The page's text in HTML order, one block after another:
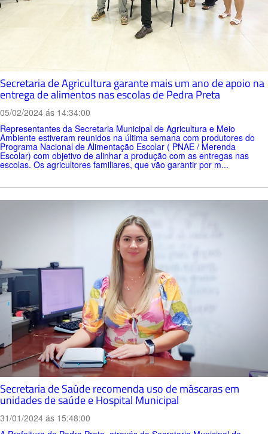
Secretaria de Agricultura garante mais um ano de apoio na
entrega de alimentos nas escolas de Pedra Preta
05/02/2024 ás 14:34:00
Representantes da Secretaria Municipal de Agricultura e Meio
Ambiente estiveram reunidos na última semana com produtores do
Programa Nacional de Alimentação Escolar ( PNAE / Merenda
Escolar) com objetivo de alinhar a produção com as entregas nas
escolas. Os agricultores familiares, que vão garantir por m...
Secretaria de Saúde recomenda uso de máscaras em
unidades de saúde e Hospital Municipal
31/01/2024 ás 15:48:00